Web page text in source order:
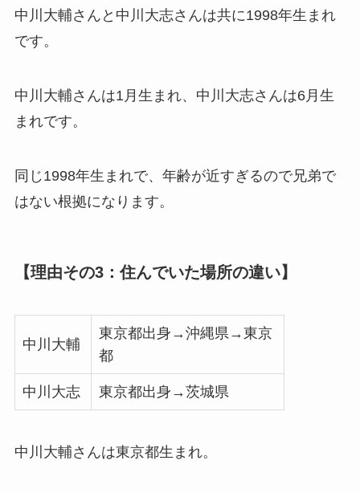
中川大輔さんと中川大志さんは共に1998年生まれ
です。
中川大輔さんは1月生まれ、中川大志さんは6月生
まれです。
同じ1998年生まれで、年齢が近すぎるので兄弟で
はない根拠になります。
【理由その3：住んでいた場所の違い】
中川大輔
東京都出身→沖縄県→東京
都
中川大志 東京都出身→茨城県
中川大輔さんは東京都生まれ。